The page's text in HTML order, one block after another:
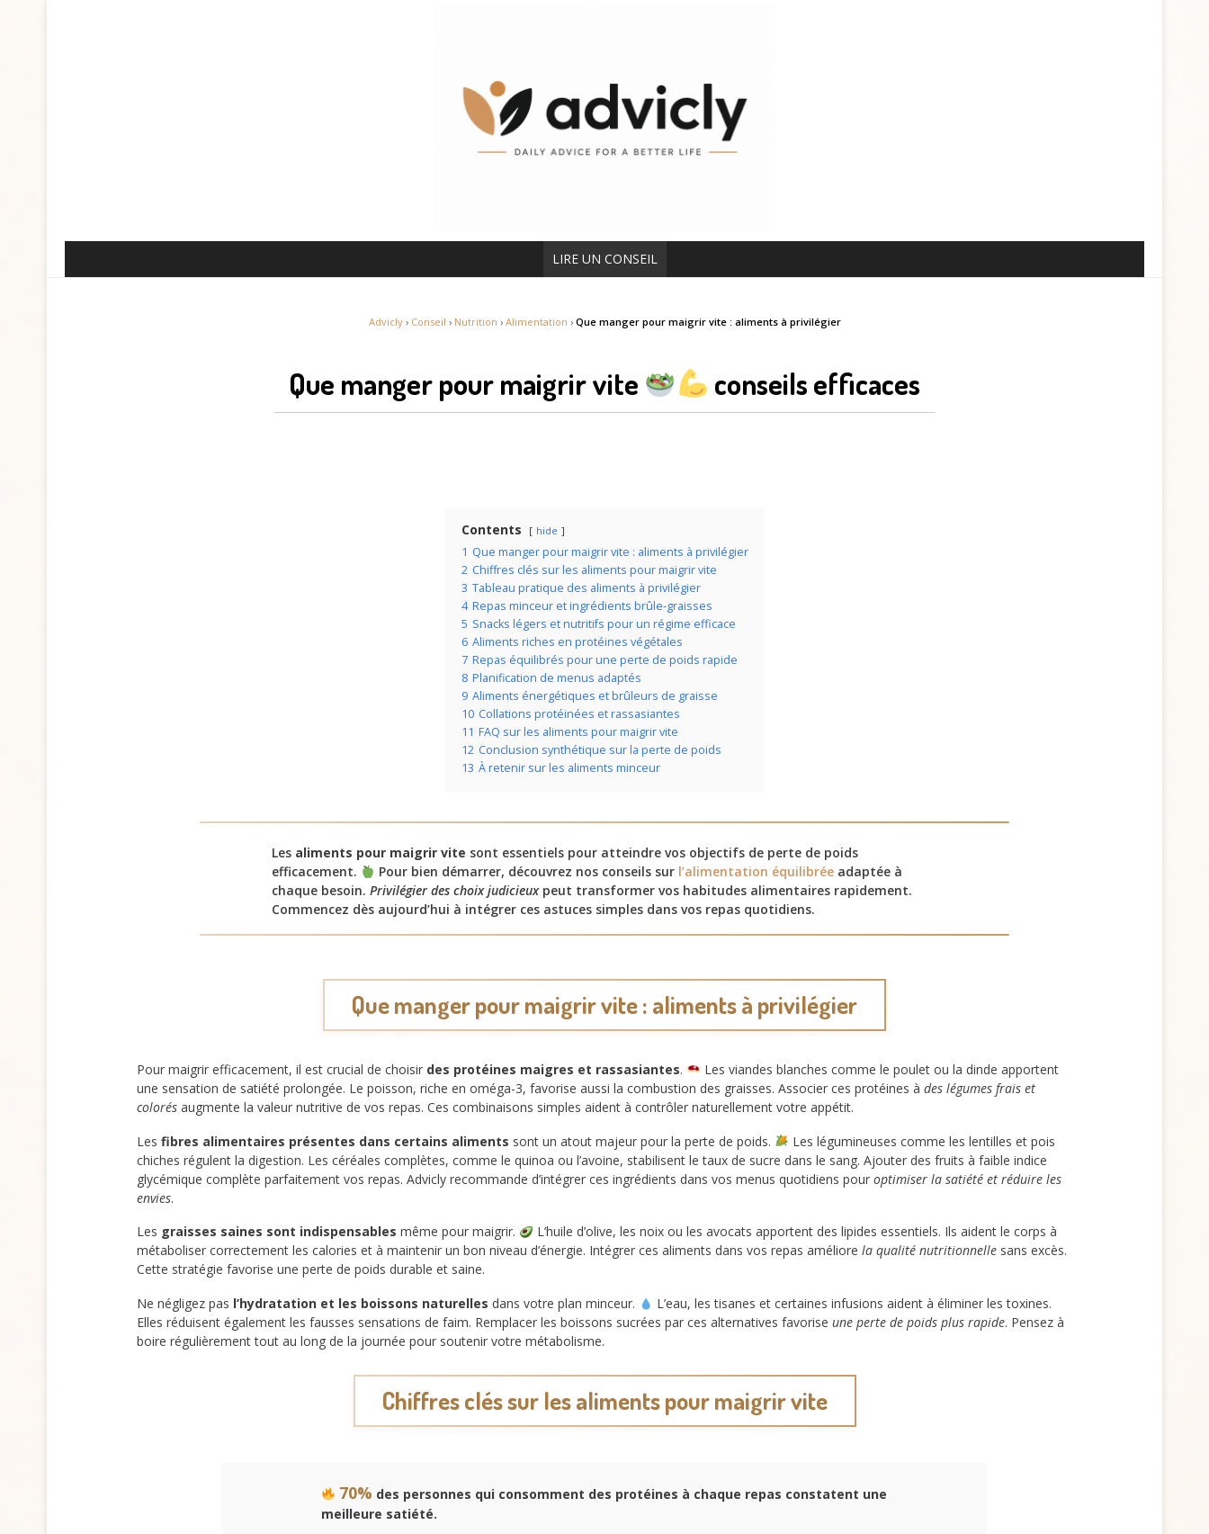
LIRE UN CONSEIL
Advicly› Conseil › Nutrition › Alimentation › Que manger pour maigrir vite : aliments à privilégier
Que manger pour maigrir vite conseils efficaces
Contents hide
1 Que manger pour maigrir vite : aliments à privilégier
2 Chiffres clés sur les aliments pour maigrir vite
3 Tableau pratique des aliments à privilégier
4 Repas minceur et ingrédients brûle-graisses
5 Snacks légers et nutritifs pour un régime efficace
6 Aliments riches en protéines végétales
7 Repas équilibrés pour une perte de poids rapide
8 Planification de menus adaptés
9 Aliments énergétiques et brûleurs de graisse
10 Collations protéinées et rassasiantes
11 FAQ sur les aliments pour maigrir vite
12 Conclusion synthétique sur la perte de poids
13 À retenir sur les aliments minceur
Les aliments pour maigrir vite sont essentiels pour atteindre vos objectifs de perte de poids
efficacement.
Pour bien démarrer, découvrez nos conseils sur l’alimentation équilibréeadaptée à
chaque besoin. Privilégier des choix judicieuxpeut transformer vos habitudes alimentaires rapidement.
Commencez dès aujourd’hui à intégrer ces astuces simples dans vos repas quotidiens.
Que manger pour maigrir vite : aliments à privilégier
Pour maigrir efficacement, il est crucial de choisir des protéines maigres et rassasiantes.
Les viandes blanches comme le poulet ou la dinde apportent
une sensation de satiété prolongée. Le poisson, riche en oméga-3, favorise aussi la combustion des graisses. Associer ces protéines à des légumes frais et
colorés augmente la valeur nutritive de vos repas. Ces combinaisons simples aident à contrôler naturellement votre appétit.
Les fibres alimentaires présentes dans certains aliments sont un atout majeur pour la perte de poids.
Les légumineuses comme les lentilles et pois
chiches régulent la digestion. Les céréales complètes, comme le quinoa ou l’avoine, stabilisent le taux de sucre dans le sang. Ajouter des fruits à faible indice
glycémique complète parfaitement vos repas. Advicly recommande d’intégrer ces ingrédients dans vos menus quotidiens pour optimiser la satiété et réduire les
envies.
Les graisses saines sont indispensables même pour maigrir.
L’huile d’olive, les noix ou les avocats apportent des lipides essentiels. Ils aident le corps à
métaboliser correctement les calories et à maintenir un bon niveau d’énergie. Intégrer ces aliments dans vos repas améliore la qualité nutritionnelle sans excès.
Cette stratégie favorise une perte de poids durable et saine.
Ne négligez pas l’hydratation et les boissons naturelles dans votre plan minceur.
L’eau, les tisanes et certaines infusions aident à éliminer les toxines.
Elles réduisent également les fausses sensations de faim. Remplacer les boissons sucrées par ces alternatives favorise une perte de poids plus rapide. Pensez à
boire régulièrement tout au long de la journée pour soutenir votre métabolisme.
Chiffres clés sur les aliments pour maigrir vite
70% des personnes qui consomment des protéines à chaque repas constatent une
meilleure satiété.